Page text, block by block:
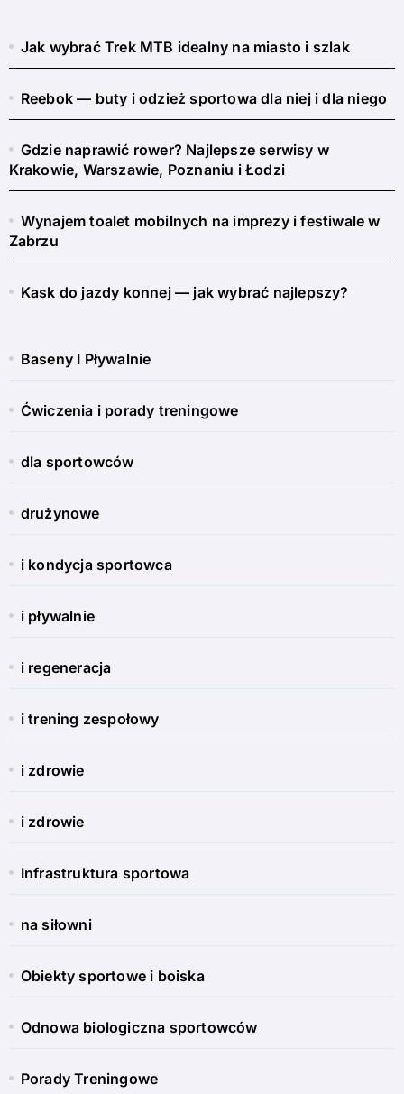
Jak wybrać Trek MTB idealny na miasto i szlak
Reebok — buty i odzież sportowa dla niej i dla niego
Gdzie naprawić rower? Najlepsze serwisy w
Krakowie, Warszawie, Poznaniu i Łodzi
Wynajem toalet mobilnych na imprezy i festiwale w
Zabrzu
Kask do jazdy konnej — jak wybrać najlepszy?
Baseny I Pływalnie
Ćwiczenia i porady treningowe
dla sportowców
drużynowe
i kondycja sportowca
i pływalnie
i regeneracja
i trening zespołowy
i zdrowie
i zdrowie
Infrastruktura sportowa
na siłowni
Obiekty sportowe i boiska
Odnowa biologiczna sportowców
Porady Treningowe